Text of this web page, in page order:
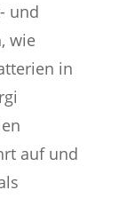
und
wie
in
auf und